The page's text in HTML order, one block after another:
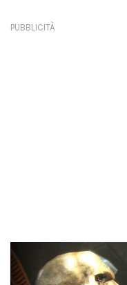
PUBBLICITÀ